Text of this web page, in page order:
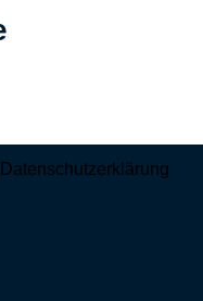
Datenschutzerklärung